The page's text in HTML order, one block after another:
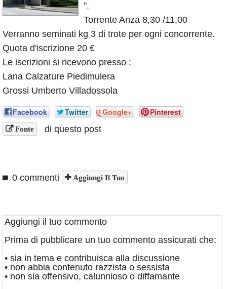
Calendario
".
Torrente Anza 8,30 /11,00
Verranno seminati kg 3 di trote per ogni concorrente.
Quota d'iscrizione 20 €
Le iscrizioni si ricevono presso :
Lana Calzature Piedimulera
Grossi Umberto Villadossola
Facebook Twitter Google+ Pinterest
Fonte di questo post
0 commenti Aggiungi Il Tuo
Aggiungi il tuo commento
Prima di pubblicare un tuo commento assicurati che:
• sia in tema e contribuisca alla discussione
• non abbia contenuto razzista o sessista
• non sia offensivo, calunnioso o diffamante